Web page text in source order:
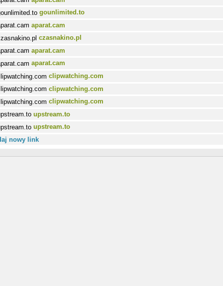
gounlimited.to
aparat.cam
czasnakino.pl
aparat.cam
aparat.cam
clipwatching.com
clipwatching.com
clipwatching.com
upstream.to
upstream.to
nowy link